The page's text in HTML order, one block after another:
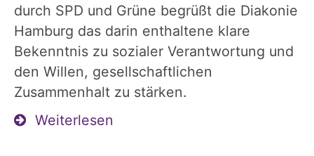
durch SPD und Grüne begrüßt die Diakonie
Hamburg das darin enthaltene klare
Bekenntnis zu sozialer Verantwortung und
den Willen, gesellschaftlichen
Zusammenhalt zu stärken.
Weiterlesen